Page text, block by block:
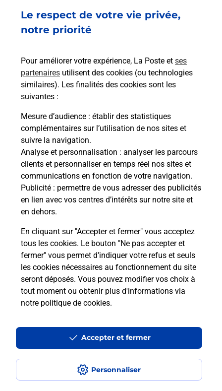
Le respect de votre vie privée,
notre priorité
Pour améliorer votre expérience, La Poste et ses
partenaires utilisent des cookies (ou technologies
similaires). Les finalités des cookies sont les
suivantes :
Mesure d’audience : établir des statistiques
complémentaires sur l’utilisation de nos sites et
suivre la navigation.
Analyse et personnalisation : analyser les parcours
clients et personnaliser en temps réel nos sites et
communications en fonction de votre navigation.
Publicité : permettre de vous adresser des publicités
en lien avec vos centres d’intérêts sur notre site et
en dehors.
En cliquant sur "Accepter et fermer" vous acceptez
tous les cookies. Le bouton "Ne pas accepter et
fermer" vous permet d'indiquer votre refus et seuls
les cookies nécessaires au fonctionnement du site
seront déposés. Vous pouvez modifier vos choix à
tout moment ou obtenir plus d'informations via
notre politique de cookies.
Personnaliser
Accepter et fermer
4 PLACE CONDORCET
38320 EYBENS
Malin !
La Poste
en ligne
Ouvert 24h/24
En savoir plus
LA PLUME GALERIE MARCHANDE INTERMARCHE
Accessibilité : partiellement conforme
Conditions contractuelles
Mentions légales